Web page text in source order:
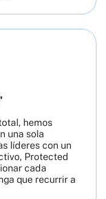
hemos
una sola
líderes con un
Protected
cada
que recurrir a